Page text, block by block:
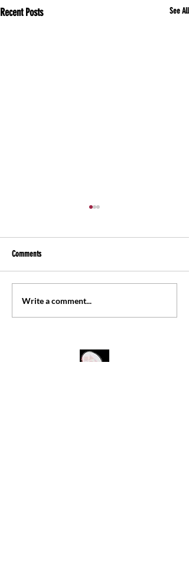
Recent Posts See All
Comments
Write a comment...